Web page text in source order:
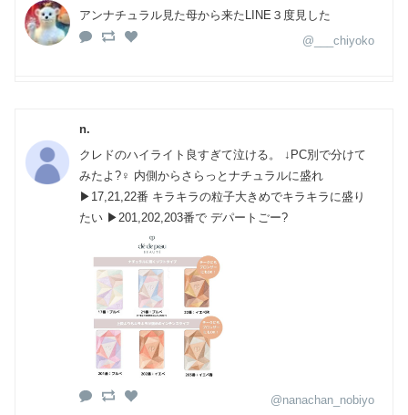
アンナチュラル見た母から来たLINE３度見した
@___chiyoko
n.
クレドのハイライト良すぎて泣ける。 ↓PC別で分けて
みたよ?‍♀️ 内側からさらっとナチュラルに盛れ
▶︎17,21,22番 キラキラの粒子大きめでキラキラに盛り
たい ▶︎201,202,203番で デパートごー?
@nanachan_nobiyo